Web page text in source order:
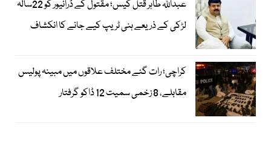
عبداللہ طاہر قتل کیس؛ مقتول کے ڈرائیور کو 22سالہ
لڑکی کے ذریعے ہنی ٹریپ کیے جانے کا انکشاف
کراچی؛ رات گئے مختلف علاقوں میں مبینہ پولیس
مقابلے، 8 زخمی سمیت 12 ڈاکو گرفتار